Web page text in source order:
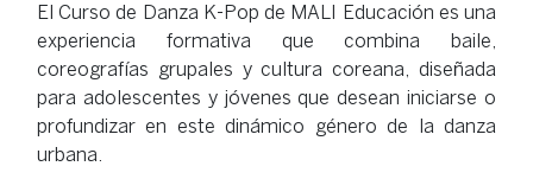
El Curso de Danza K-Pop de MALI Educación es una
experiencia formativa que combina baile,
coreografías grupales y cultura coreana, diseñada
para adolescentes y jóvenes que desean iniciarse o
profundizar en este dinámico género de la danza
urbana.